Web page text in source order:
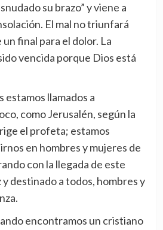
su brazo” y viene a
El mal no triunfará
final para el dolor. La
vencida porque Dios está
llamados a
como Jerusalén, según la
el profeta; estamos
en hombres y mujeres de
con la llegada de este
y destinado a todos, hombres y
encontramos un cristiano